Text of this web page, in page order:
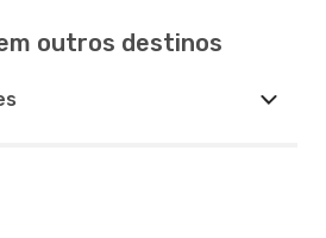
outros destinos